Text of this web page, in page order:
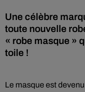
Une célèbre
toute nouvelle
« robe masque »
toile !
Le masque est